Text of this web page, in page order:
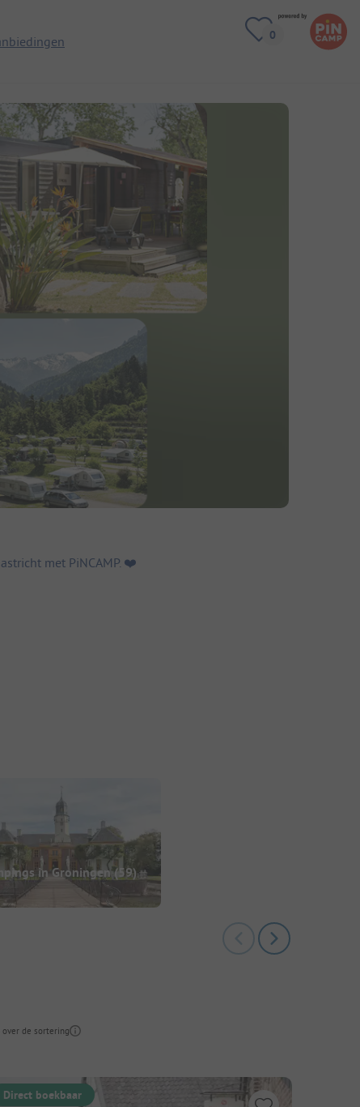
met PiNCAMP. ❤️️
in Groningen(59)
over de sortering
Direct boekbaar